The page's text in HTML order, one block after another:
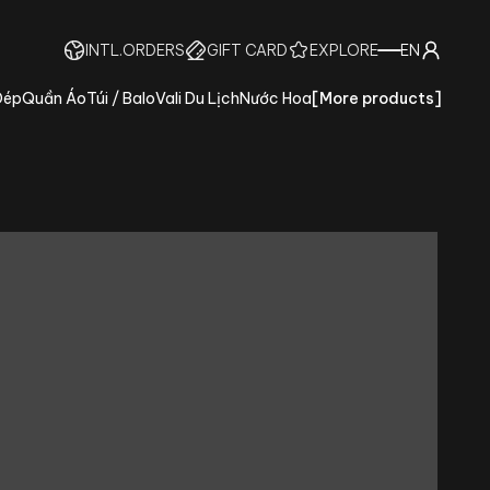
INTL.ORDERS GIFT CARD EXPLORE EN
Quần ÁoTúi / BaloVali Du LịchNước Hoa[More products]